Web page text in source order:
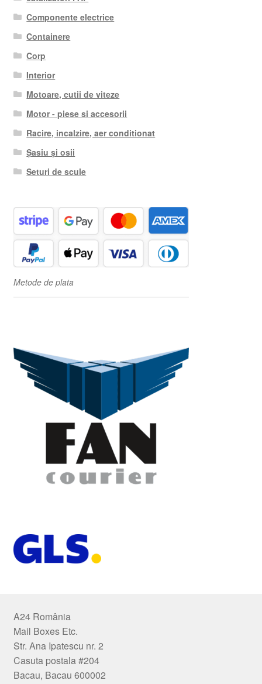
Componente electrice
Containere
Corp
Interior
Motoare, cutii de viteze
Motor - piese si accesorii
Racire, incalzire, aer conditionat
Șasiu și osii
Seturi de scule
Metode de plata
A24 România
Mail Boxes Etc.
Str. Ana Ipatescu nr. 2
Casuta postala #204
Bacau, Bacau 600002